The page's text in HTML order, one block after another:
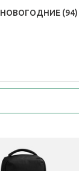
НОВОГОДНИЕ (94)